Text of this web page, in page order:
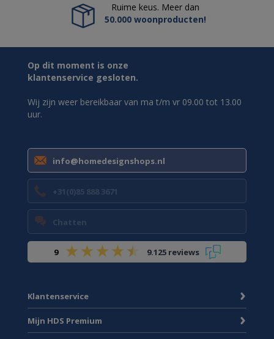
Ruime keus. Meer dan
50.000 woonproducten!
Op dit moment is onze
klantenservice gesloten.
Wij zijn weer bereikbaar van ma t/m vr 09.00 tot 13.00
uur.
info@homedesignshops.nl
+31(0)85 888 3671
Chatten
9 9.125 reviews
Klantenservice
Mijn HDS Premium